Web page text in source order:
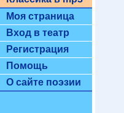
Моя страница
Вход в театр
Регистрация
Помощь
О сайте поэзии